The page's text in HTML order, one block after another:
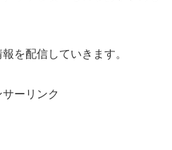
を配信していきます。
サーリンク